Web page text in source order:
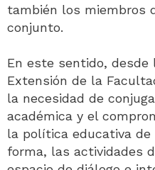
también los miembros
conjunto.
En este sentido, desde
Extensión de la
la necesidad de
académica y el
la política educativa de
forma, las actividades